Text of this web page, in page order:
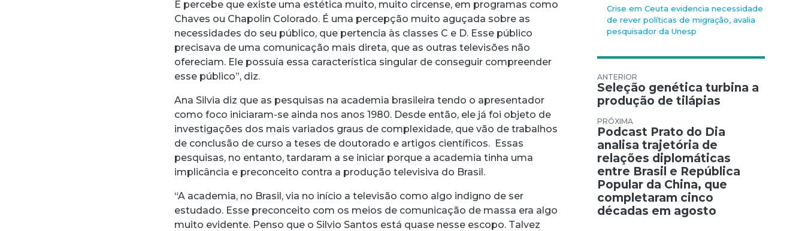
E percebe que existe uma estética muito, muito circense, em programas como
Chaves ou Chapolin Colorado. É uma percepção muito aguçada sobre as
necessidades do seu público, que pertencia às classes C e D. Esse público
precisava de uma comunicação mais direta, que as outras televisões não
ofereciam. Ele possuía essa característica singular de conseguir compreender
esse público”, diz.
Ana Silvia diz que as pesquisas na academia brasileira tendo o apresentador
como foco iniciaram-se ainda nos anos 1980. Desde então, ele já foi objeto de
investigações dos mais variados graus de complexidade, que vão de trabalhos
de conclusão de curso a teses de doutorado e artigos científicos. Essas
pesquisas, no entanto, tardaram a se iniciar porque a academia tinha uma
implicância e preconceito contra a produção televisiva do Brasil.
“A academia, no Brasil, via no início a televisão como algo indigno de ser
estudado. Esse preconceito com os meios de comunicação de massa era algo
muito evidente. Penso que o Silvio Santos está quase nesse escopo. Talvez
Crise em Ceuta evidencia necessidade
de rever políticas de migração, avalia
pesquisador da Unesp
Navegação de Post
Seleção genética turbina a
produção de tilápias
Podcast Prato do Dia
analisa trajetória de
relações diplomáticas
entre Brasil e República
Popular da China, que
completaram cinco
décadas em agosto